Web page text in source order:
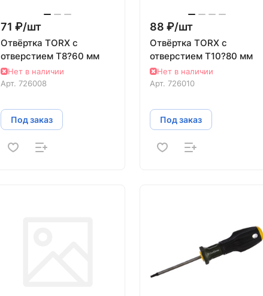
71 ₽/шт
Отвёртка TORX с
отверстием T8?60 мм
Нет в наличии
Арт. 726008
Под заказ
88 ₽/шт
Отвёртка TORX с
отверстием T10?80 мм
Нет в наличии
Арт. 726010
Под заказ